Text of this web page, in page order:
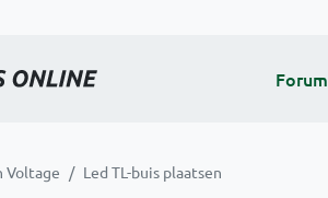
Forum
Voltage Led TL-buis plaatsen